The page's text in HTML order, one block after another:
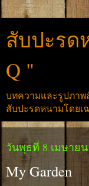
สับปะรด
Q "
บทความและรูปภาพ
สับปะรดหนามโดยเ
วันพุธที่ 8 เมษายน
My Garden